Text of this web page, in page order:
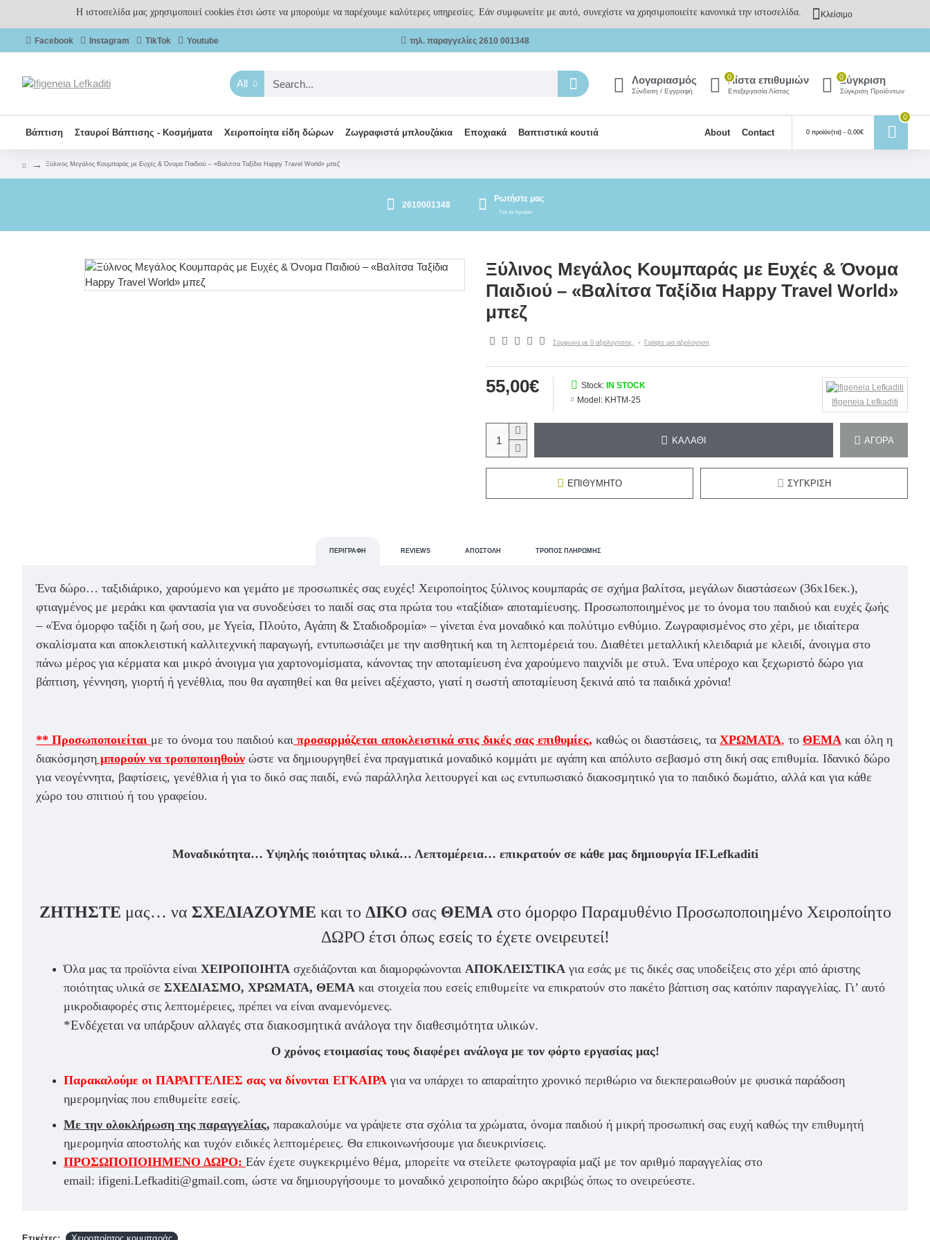
Η ιστοσελίδα μας χρησιμοποιεί cookies έτσι ώστε να μπορούμε να παρέχουμε καλύτερες υπηρεσίες. Εάν συμφωνείτε με αυτό, συνεχίστε να χρησιμοποιείτε κανονικά την ιστοσελίδα. Κλείσιμο
Facebook Instagram TikTok Youtube τηλ. παραγγελίες 2610 001348
All Λογαριασμός
Σύνδεση / Εγγραφή
Λίστα επιθυμιών
Επεξεργασία Λίστας
0 Σύγκριση
Σύγκριση Προϊόντων
0
Βάπτιση Σταυροί Βάπτισης - Κοσμήματα Χειροποίητα είδη δώρων Ζωγραφιστά μπλουζάκια Εποχιακά Βαπτιστικά κουτιά About Contact 0 προϊόν(τα) - 0,00€
0
Ξύλινος Μεγάλος Κουμπαράς με Ευχές & Όνομα Παιδιού – «Βαλίτσα Ταξίδια Happy Travel World» μπεζ
2610001348
Ρωτήστε μας
Για το προϊόν
Ξύλινος Μεγάλος Κουμπαράς με Ευχές & Όνομα
Παιδιού – «Βαλίτσα Ταξίδια Happy Travel World»
μπεζ
Σύμφωνα με 0 αξιολογήσεις. - Γράψτε μια αξιολόγηση
55,00€ Stock: IN STOCK
Model: KHTM-25 Ifigeneia Lefkaditi
ΚΑΛΆΘΙ ΑΓΟΡΆ
ΕΠΙΘΥΜΗΤΌ ΣΎΓΚΡΙΣΗ
ΠΕΡΙΓΡΑΦΉ REVIEWS ΑΠΟΣΤΟΛΉ ΤΡΌΠΟΣ ΠΛΗΡΩΜΉΣ
Ένα δώρο… ταξιδιάρικο, χαρούμενο και γεμάτο με προσωπικές σας ευχές! Χειροποίητος ξύλινος κουμπαράς σε σχήμα βαλίτσα, μεγάλων διαστάσεων (36x16εκ.),
φτιαγμένος με μεράκι και φαντασία για να συνοδεύσει το παιδί σας στα πρώτα του «ταξίδια» αποταμίευσης. Προσωποποιημένος με το όνομα του παιδιού και ευχές ζωής
– «Ένα όμορφο ταξίδι η ζωή σου, με Υγεία, Πλούτο, Αγάπη & Σταδιοδρομία» – γίνεται ένα μοναδικό και πολύτιμο ενθύμιο. Ζωγραφισμένος στο χέρι, με ιδιαίτερα
σκαλίσματα και αποκλειστική καλλιτεχνική παραγωγή, εντυπωσιάζει με την αισθητική και τη λεπτομέρειά του. Διαθέτει μεταλλική κλειδαριά με κλειδί, άνοιγμα στο
πάνω μέρος για κέρματα και μικρό άνοιγμα για χαρτονομίσματα, κάνοντας την αποταμίευση ένα χαρούμενο παιχνίδι με στυλ. Ένα υπέροχο και ξεχωριστό δώρο για
βάπτιση, γέννηση, γιορτή ή γενέθλια, που θα αγαπηθεί και θα μείνει αξέχαστο, γιατί η σωστή αποταμίευση ξεκινά από τα παιδικά χρόνια!
** Προσωποποιείται με το όνομα του παιδιού και προσαρμόζεται αποκλειστικά στις δικές σας επιθυμίες, καθώς οι διαστάσεις, τα ΧΡΩΜΑΤΑ, το ΘΕΜΑ και όλη η
διακόσμηση μπορούν να τροποποιηθούν ώστε να δημιουργηθεί ένα πραγματικά μοναδικό κομμάτι με αγάπη και απόλυτο σεβασμό στη δική σας επιθυμία. Ιδανικό δώρο
για νεογέννητα, βαφτίσεις, γενέθλια ή για το δικό σας παιδί, ενώ παράλληλα λειτουργεί και ως εντυπωσιακό διακοσμητικό για το παιδικό δωμάτιο, αλλά και για κάθε
χώρο του σπιτιού ή του γραφείου.
Μοναδικότητα… Υψηλής ποιότητας υλικά… Λεπτομέρεια… επικρατούν σε κάθε μας δημιουργία IF.Lefkaditi
ΖΗΤΗΣΤΕ μας… να ΣΧΕΔΙΑΖΟΥΜΕ και το ΔΙΚΟ σας ΘΕΜΑ στο όμορφο Παραμυθένιο Προσωποποιημένο Χειροποίητο
ΔΩΡΟ έτσι όπως εσείς το έχετε ονειρευτεί!
Όλα μας τα προϊόντα είναι ΧΕΙΡΟΠΟΙΗΤΑ σχεδιάζονται και διαμορφώνονται ΑΠΟΚΛΕΙΣΤΙΚΑ για εσάς με τις δικές σας υποδείξεις στο χέρι από άριστης
ποιότητας υλικά σε ΣΧΕΔΙΑΣΜΟ, ΧΡΩΜΑΤΑ, ΘΕΜΑ και στοιχεία που εσείς επιθυμείτε να επικρατούν στο πακέτο βάπτιση σας κατόπιν παραγγελίας. Γι’ αυτό
μικροδιαφορές στις λεπτομέρειες, πρέπει να είναι αναμενόμενες.
*Ενδέχεται να υπάρξουν αλλαγές στα διακοσμητικά ανάλογα την διαθεσιμότητα υλικών.
Ο χρόνος ετοιμασίας τους διαφέρει ανάλογα με τον φόρτο εργασίας μας!
Παρακαλούμε οι ΠΑΡΑΓΓΕΛΙΕΣ σας να δίνονται ΕΓΚΑΙΡΑ για να υπάρχει το απαραίτητο χρονικό περιθώριο να διεκπεραιωθούν με φυσικά παράδοση
ημερομηνίας που επιθυμείτε εσείς.
Με την ολοκλήρωση της παραγγελίας, παρακαλούμε να γράψετε στα σχόλια τα χρώματα, όνομα παιδιού ή μικρή προσωπική σας ευχή καθώς την επιθυμητή
ημερομηνία αποστολής και τυχόν ειδικές λεπτομέρειες. Θα επικοινωνήσουμε για διευκρινίσεις.
ΠΡΟΣΩΠΟΠΟΙΗΜΕΝΟ ΔΩΡΟ: Εάν έχετε συγκεκριμένο θέμα, μπορείτε να στείλετε φωτογραφία μαζί με τον αριθμό παραγγελίας στο
email: ifigeni.Lefkaditi@gmail.com, ώστε να δημιουργήσουμε το μοναδικό χειροποίητο δώρο ακριβώς όπως το ονειρεύεστε.